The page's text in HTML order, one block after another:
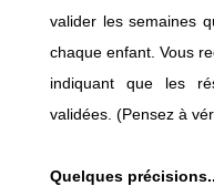
valider les semaines
chaque enfant. Vous
indiquant que les
validées. (Pensez à
Quelques